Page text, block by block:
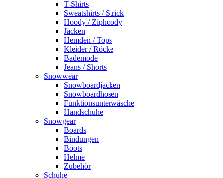
T-Shirts
Sweatshirts / Strick
Hoody / Ziphoody
Jacken
Hemden / Tops
Kleider / Röcke
Bademode
Jeans / Shorts
Snowwear
Snowboardjacken
Snowboardhosen
Funktionsunterwäsche
Handschuhe
Snowgear
Boards
Bindungen
Boots
Helme
Zubehör
Schuhe